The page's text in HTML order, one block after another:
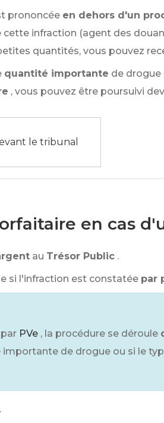
prononcée en dehors d'un
infraction (agent des
quantités, vous pouvez
quantité importante de drogue
, vous pouvez être poursuivi
le tribunal
en cas
au Trésor Public .
si l'infraction est constatée par
PVe , la procédure se déroule
de drogue ou si le
.